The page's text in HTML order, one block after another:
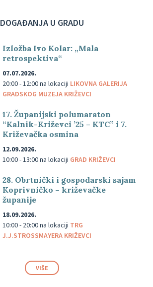
DOGAĐANJA U GRADU
Izložba Ivo Kolar: „Mala
retrospektiva“
07.07.2026.
20:00 - 12:00na lokaciji LIKOVNA GALERIJA
GRADSKOG MUZEJA KRIŽEVCI
17. Županijski polumaraton
“Kalnik-Križevci ’25 – KTC” i 7.
Križevačka osmina
12.09.2026.
10:00 - 13:00na lokaciji GRAD KRIŽEVCI
28. Obrtnički i gospodarski sajam
Koprivničko – križevačke
županije
18.09.2026.
10:00 - 20:00na lokaciji TRG
J.J.STROSSMAYERA KRIŽEVCI
VIŠE